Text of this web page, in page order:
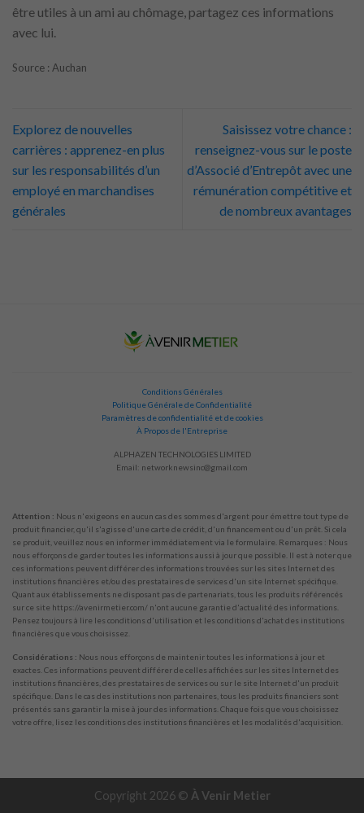
être utiles à un ami au chômage, partagez ces informations
avec lui.
Source : Auchan
Explorez de nouvelles
carrières : apprenez-en plus
sur les responsabilités d’un
employé en marchandises
générales
Saisissez votre chance :
renseignez-vous sur le poste
d’Associé d’Entrepôt avec une
rémunération compétitive et
de nombreux avantages
Conditions Générales
Politique Générale de Confidentialité
Paramètres de confidentialité et de cookies
À Propos de l'Entreprise
ALPHAZEN TECHNOLOGIES LIMITED
Email: networknewsinc@gmail.com
Attention : Nous n'exigeons en aucun cas des sommes d'argent pour émettre tout type de
produit financier, qu'il s'agisse d'une carte de crédit, d'un financement ou d'un prêt. Si cela
se produit, veuillez nous en informer immédiatement via le formulaire. Remarques : Nous
nous efforçons de garder toutes les informations aussi à jour que possible. Il est à noter que
ces informations peuvent différer des informations trouvées sur les sites Internet des
institutions financières et/ou des prestataires de services d'un site Internet spécifique.
Quant aux établissements ne disposant pas de partenariats, tous les produits référencés
sur ce site https://avenirmetier.com/ n'ont aucune garantie d'actualité des informations.
Pensez toujours à lire les conditions d'utilisation et les conditions d'achat des institutions
financières que vous choisissez.
Considérations : Nous nous efforçons de maintenir toutes les informations à jour et
exactes. Ces informations peuvent différer de celles affichées sur les sites Internet des
institutions financières, des prestataires de services ou sur le site Internet d'un produit
spécifique. Dans le cas des institutions non partenaires, tous les produits financiers sont
présentés sans garantir la mise à jour des informations. Chaque fois que vous choisissez
votre offre, lisez les conditions des institutions financières et les modalités d'acquisition.
Copyright 2026 © À Venir Metier